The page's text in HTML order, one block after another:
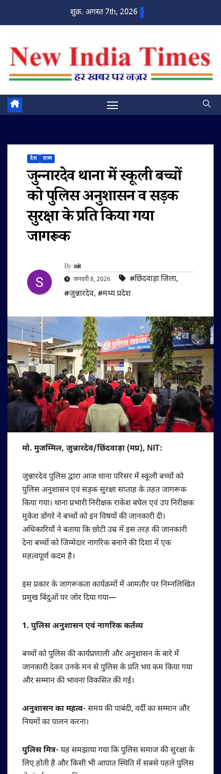
शुक्र. अगस्त 7th, 2026
देश राज्य
जुन्नारदेव थाना में स्कूली बच्चों
को पुलिस अनुशासन व सड़क
सुरक्षा के प्रति किया गया
जागरूक
By nit
जनवरी 8, 2026 #छिंदवाड़ा जिला,
#जुन्नारदेव, #मध्य प्रदेश
मो. मुजम्मिल, जुन्नारदेव/छिंदवाड़ा (मप्र), NIT:
जुन्नारदेव पुलिस द्वारा आज थाना परिसर में स्कूली बच्चों को
पुलिस अनुशासन एवं सड़क सुरक्षा सप्ताह के तहत जागरूक
किया गया। थाना प्रभारी निरीक्षक राकेश बघेल एवं उप निरीक्षक
मुकेश डोंगरे ने बच्चों को इन विषयों की जानकारी दी।
अधिकारियों ने बताया कि छोटी उम्र में इस तरह की जानकारी
देना बच्चों को जिम्मेदार नागरिक बनाने की दिशा में एक
महत्वपूर्ण कदम है।
इस प्रकार के जागरूकता कार्यक्रमों में आमतौर पर निम्नलिखित
प्रमुख बिंदुओं पर जोर दिया गया—
1. पुलिस अनुशासन एवं नागरिक कर्तव्य
बच्चों को पुलिस की कार्यप्रणाली और अनुशासन के बारे में
जानकारी देकर उनके मन से पुलिस के प्रति भय कम किया गया
और सम्मान की भावना विकसित की गई।
अनुशासन का महत्व- समय की पाबंदी, वर्दी का सम्मान और
नियमों का पालन करना।
पुलिस मित्र- यह समझाया गया कि पुलिस समाज की सुरक्षा के
लिए होती है और किसी भी आपात स्थिति में सबसे पहले पुलिस